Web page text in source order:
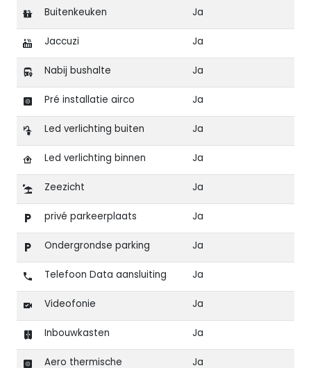
Buitenkeuken Ja
Jaccuzi Ja
Nabij bushalte Ja
Pré installatie airco Ja
Led verlichting buiten Ja
Led verlichting binnen Ja
Zeezicht Ja
privé parkeerplaats Ja
Ondergrondse parking Ja
Telefoon Data aansluiting Ja
Videofonie Ja
Inbouwkasten Ja
Aero thermische
Ja